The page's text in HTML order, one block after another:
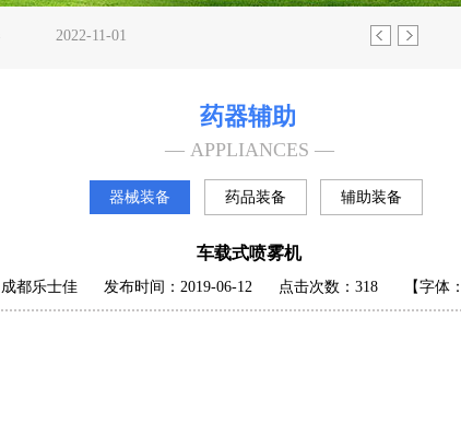
书
2022-05-25
2022-11-01
药器辅助
— APPLIANCES —
器械装备 药品装备 辅助装备
器械装备
车载式喷雾机
都乐士佳 发布时间：2019-06-12 点击次数： 318 【字体：